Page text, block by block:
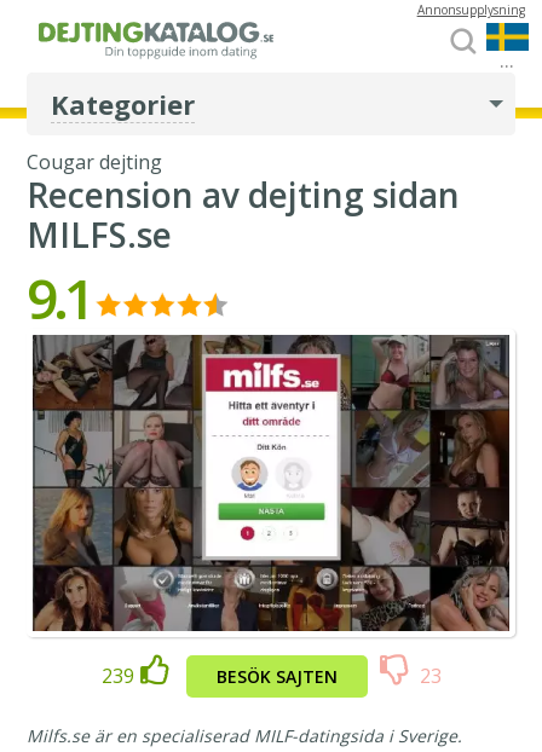
...
Annonsupplysning
Kategorier
Cougar dejting
Recension av dejting sidan
MILFS.se
9.1
239 BESÖK SAJTEN 23
Milfs.se är en specialiserad MILF-datingsida i Sverige.